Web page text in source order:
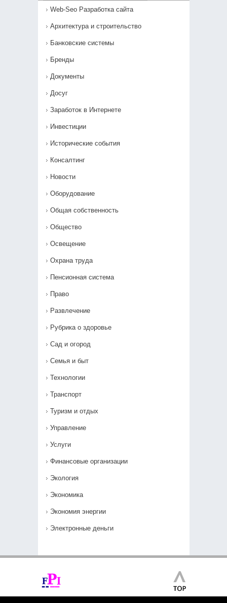
Web-Seo Разработка сайта
Архитектура и строительство
Банковские системы
Бренды
Документы
Досуг
Заработок в Интернете
Инвестиции
Исторические события
Консалтинг
Новости
Оборудование
Общая собственность
Общество
Освещение
Охрана труда
Пенсионная система
Право
Развлечение
Рубрика о здоровье
Сад и огород
Семья и быт
Технологии
Транспорт
Туризм и отдых
Управление
Услуги
Финансовые организации
Экология
Экономика
Экономия энергии
Электронные деньги